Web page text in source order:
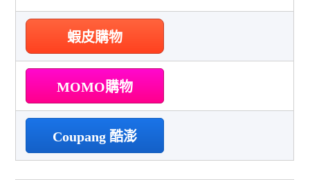
蝦皮購物
MOMO購物
Coupang 酷澎